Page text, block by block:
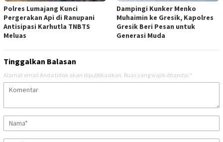
Polres Lumajang Kunci
Pergerakan Api di Ranupani
Antisipasi Karhutla TNBTS
Meluas
Dampingi Kunker Menko
Muhaimin ke Gresik, Kapolres
Gresik Beri Pesan untuk
Generasi Muda
Tinggalkan Balasan
Alamat email Anda tidak akan dipublikasikan. Ruas yang wajib ditandai *